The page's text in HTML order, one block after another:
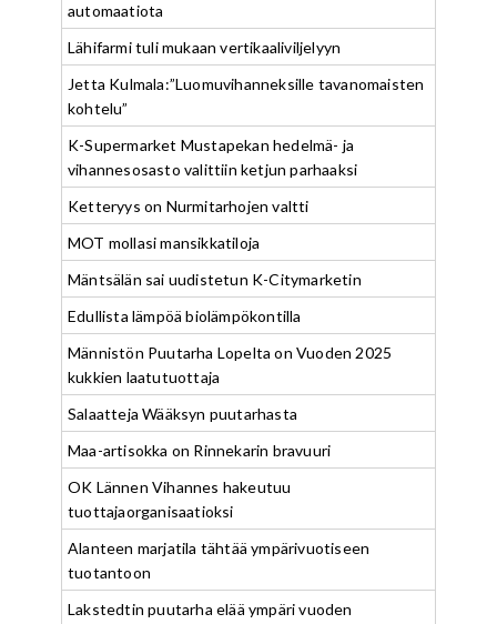
automaatiota
Lähifarmi tuli mukaan vertikaaliviljelyyn
Jetta Kulmala:”Luomuvihanneksille tavanomaisten
kohtelu”
K-Supermarket Mustapekan hedelmä- ja
vihannesosasto valittiin ketjun parhaaksi
Ketteryys on Nurmitarhojen valtti
MOT mollasi mansikkatiloja
Mäntsälän sai uudistetun K-Citymarketin
Edullista lämpöä biolämpökontilla
Männistön Puutarha Lopelta on Vuoden 2025
kukkien laatutuottaja
Salaatteja Wääksyn puutarhasta
Maa-artisokka on Rinnekarin bravuuri
OK Lännen Vihannes hakeutuu
tuottajaorganisaatioksi
Alanteen marjatila tähtää ympärivuotiseen
tuotantoon
Lakstedtin puutarha elää ympäri vuoden